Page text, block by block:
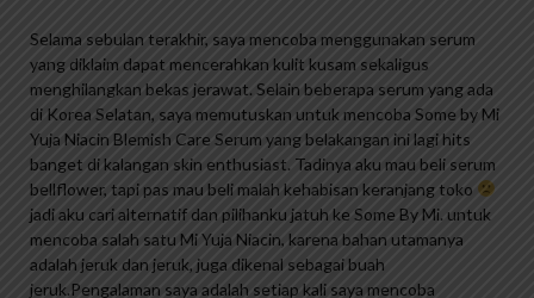
Selama sebulan terakhir, saya mencoba menggunakan serum
yang diklaim dapat mencerahkan kulit kusam sekaligus
menghilangkan bekas jerawat. Selain beberapa serum yang ada
di Korea Selatan, saya memutuskan untuk mencoba Some by Mi
Yuja Niacin Blemish Care Serum yang belakangan ini lagi hits
banget di kalangan skin enthusiast. Tadinya aku mau beli serum
bellflower, tapi pas mau beli malah kehabisan keranjang toko
jadi aku cari alternatif dan pilihanku jatuh ke Some By Mi. untuk
mencoba salah satu Mi Yuja Niacin, karena bahan utamanya
adalah jeruk dan jeruk, juga dikenal sebagai buah
jeruk.Pengalaman saya adalah setiap kali saya mencoba